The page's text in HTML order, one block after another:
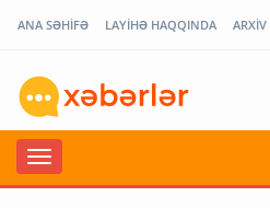
ANA SƏHİFƏ LAYİHƏ HAQQINDA ARXİV